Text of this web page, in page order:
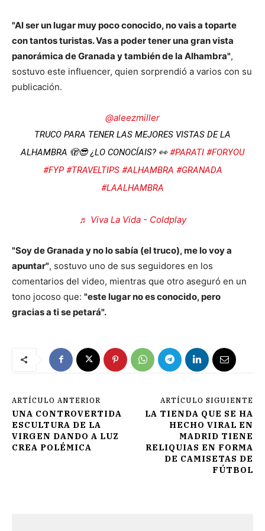
"Al ser un lugar muy poco conocido, no vais a toparte
con tantos turistas. Vas a poder tener una gran vista
panorámica de Granada y también de la Alhambra",
sostuvo este influencer, quien sorprendió a varios con su
publicación.
@aleezmiller
TRUCO PARA TENER LAS MEJORES VISTAS DE LA
ALHAMBRA 🫣😎 ¿LO CONOCÍAIS? 👀#PARATI #FORYOU
#FYP #TRAVELTIPS #ALHAMBRA #GRANADA
#LAALHAMBRA
♬ Viva La Vida - Coldplay
"Soy de Granada y no lo sabía (el truco), me lo voy a
apuntar", sostuvo uno de sus seguidores en los
comentarios del video, mientras que otro aseguró en un
tono jocoso que: "este lugar no es conocido, pero
gracias a ti se petará".
ARTÍCULO ANTERIOR
UNA CONTROVERTIDA
ESCULTURA DE LA
VIRGEN DANDO A LUZ
CREA POLÉMICA
ARTÍCULO SIGUIENTE
LA TIENDA QUE SE HA
HECHO VIRAL EN
MADRID TIENE
RELIQUIAS EN FORMA
DE CAMISETAS DE
FÚTBOL